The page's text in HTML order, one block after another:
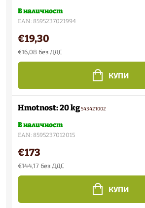
В наличност
EAN: 8595237021994
€19,30
€16,08 без ДДС
КУПИ
Hmotnost: 20 kg543421002
В наличност
EAN: 8595237012015
€173
€144,17 без ДДС
КУПИ